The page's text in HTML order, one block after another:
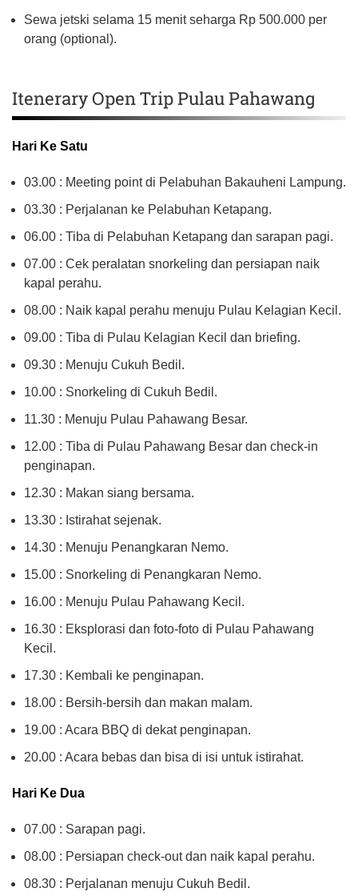
Sewa jetski selama 15 menit seharga Rp 500.000 per
orang (optional).
Itenerary Open Trip Pulau Pahawang
Hari Ke Satu
03.00 : Meeting point di Pelabuhan Bakauheni Lampung.
03.30 : Perjalanan ke Pelabuhan Ketapang.
06.00 : Tiba di Pelabuhan Ketapang dan sarapan pagi.
07.00 : Cek peralatan snorkeling dan persiapan naik
kapal perahu.
08.00 : Naik kapal perahu menuju Pulau Kelagian Kecil.
09.00 : Tiba di Pulau Kelagian Kecil dan briefing.
09.30 : Menuju Cukuh Bedil.
10.00 : Snorkeling di Cukuh Bedil.
11.30 : Menuju Pulau Pahawang Besar.
12.00 : Tiba di Pulau Pahawang Besar dan check-in
penginapan.
12.30 : Makan siang bersama.
13.30 : Istirahat sejenak.
14.30 : Menuju Penangkaran Nemo.
15.00 : Snorkeling di Penangkaran Nemo.
16.00 : Menuju Pulau Pahawang Kecil.
16.30 : Eksplorasi dan foto-foto di Pulau Pahawang
Kecil.
17.30 : Kembali ke penginapan.
18.00 : Bersih-bersih dan makan malam.
19.00 : Acara BBQ di dekat penginapan.
20.00 : Acara bebas dan bisa di isi untuk istirahat.
Hari Ke Dua
07.00 : Sarapan pagi.
08.00 : Persiapan check-out dan naik kapal perahu.
08.30 : Perjalanan menuju Cukuh Bedil.